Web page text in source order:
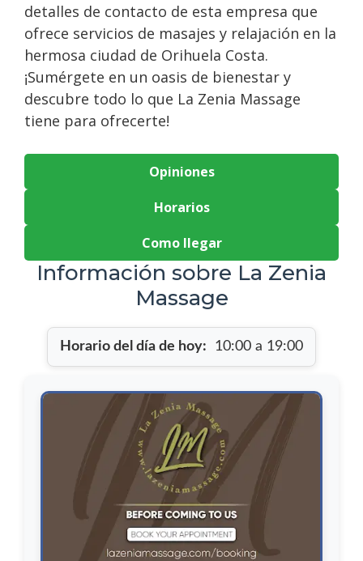
detalles de contacto de esta empresa que
ofrece servicios de masajes y relajación en la
hermosa ciudad de Orihuela Costa.
¡Sumérgete en un oasis de bienestar y
descubre todo lo que La Zenia Massage
tiene para ofrecerte!
Opiniones
Horarios
Como llegar
Información sobre La Zenia
Massage
Horario del día de hoy: 10:00 a 19:00